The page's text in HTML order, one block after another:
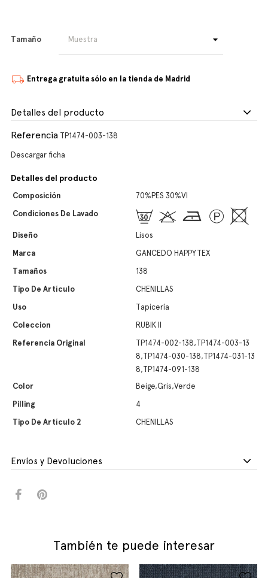
Tamaño
Entrega gratuita sólo en la tienda de Madrid
Detalles del producto
Referencia TP1474-003-138
Descargar ficha
Detalles del producto
Composición
70%PES 30%VI
Condiciones De Lavado
Diseño
Lisos
Marca
GANCEDO HAPPYTEX
Tamaños
138
Tipo De Artículo
CHENILLAS
Uso
Tapicería
Coleccion
RUBIK II
Referencia Original
TP1474-002-138,TP1474-003-13
8,TP1474-030-138,TP1474-031-13
8,TP1474-091-138
Color
Beige,Gris,Verde
Pilling
4
Tipo De Artículo 2
CHENILLAS
Envíos y Devoluciones
También te puede interesar